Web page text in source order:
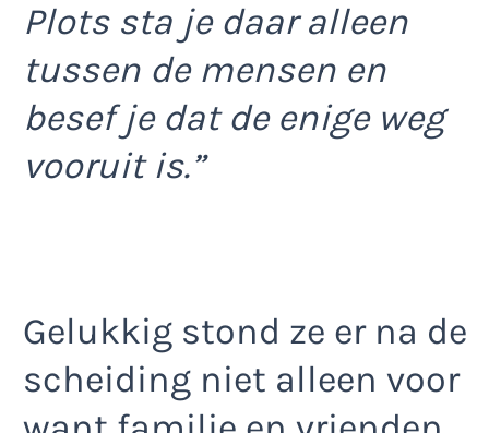
Plots sta je daar alleen
tussen de mensen en
besef je dat de enige weg
vooruit is.”
Gelukkig stond ze er na de
scheiding niet alleen voor